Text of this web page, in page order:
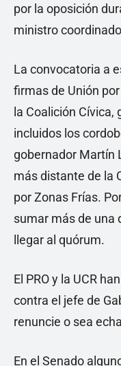
por la oposición
ministro
La convocatoria a
firmas de Unión
la Coalición Cívica,
incluidos los
gobernador Martín
más distante de la
por Zonas Frías.
sumar más de una
llegar al quórum.
El PRO y la UCR
contra el jefe de
renuncie o sea
En el Senado